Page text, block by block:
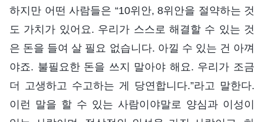
하지만 어떤 사람들은 “10위안, 8위안을 절약하는 것
도 가치가 있어요. 우리가 스스로 해결할 수 있는 것
은 돈을 들여 살 필요 없습니다. 아낄 수 있는 건 아껴
야죠. 불필요한 돈을 쓰지 말아야 해요. 우리가 조금
더 고생하고 수고하는 게 당연합니다.”라고 말한다.
이런 말을 할 수 있는 사람이야말로 양심과 이성이